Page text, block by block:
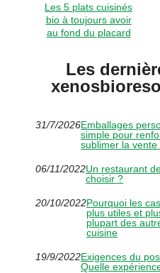
Les 5 plats cuisinés
bio à toujours avoir
au fond du placard
Les
31/7/2026Emballages
simple pour
sublimer la
06/11/2022Un restaurant
choisir ?
20/10/2022Pourquoi les
plus utiles et
plupart des
cuisine
19/9/2022Exigences du
Quelle